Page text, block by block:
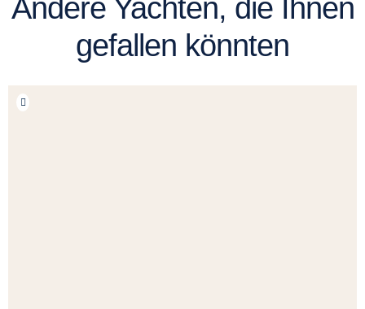
Andere Yachten, die Ihnen
gefallen könnten